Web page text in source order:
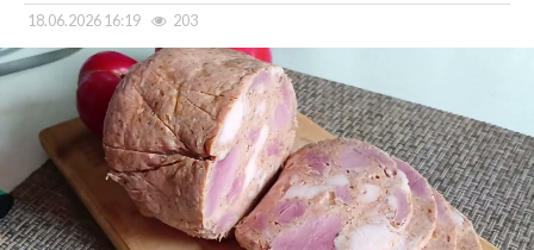
18.06.2026 16:19 203